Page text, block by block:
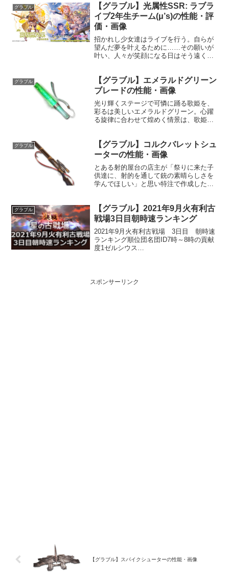
炎☆☆☆敵全体に土属性ダメージ(特大)土
属性...
グラブル
【グラブル】光属性SSR: ラブラ
イブ2年生チーム(μ’s)の性能・評
価・画像
招かれし少女達はライブを行う。自らが
望んだ夢を叶えるために……その願いが
叶い、人々が笑顔になる日はそう遠くな
泳、シール集め特技：道でよくお金を拾
うこと好き：いちご...
グラブル
【グラブル】エメラルドグリーン
ブレードの性能・画像
光り輝くステージで可憐に踊る歌姫を、
彩るは美しいエメラルドグリーン。心躍
る旋律に合わせて煌めく情景は、歌姫の
コーリングアイドル敵に風属性3.5倍ダメ
ージ...
グラブル
【グラブル】コルクバレットシュ
ーターの性能・画像
とある射的屋台の店主が「祭りに来た子
供達に、射的を通して銃の素晴らしさを
学んでほしい」と思い特注で作成した
景品は根こそぎなくなってしまったが、
店主は満足げだったという。...
グラブル
【グラブル】2021年9月火有利古
戦場3日目朝時速ランキング
2021年9月火有利古戦場 3日目 朝時速
ランキング順位団名団ID7時～8時の貢献
度1ゼルシウス
スポンサーリンク
【グラブル】スパイクシューターの性能・画像